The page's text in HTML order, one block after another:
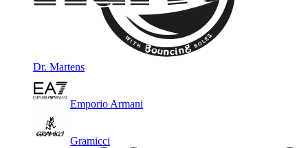
Dr. Martens
Emporio Armani
Gramicci